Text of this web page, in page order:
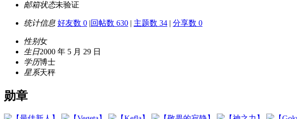
邮箱状态未验证
统计信息 好友数 0 |回帖数 630 | 主题数 34 | 分享数 0
性别女
生日2000 年 5 月 29 日
学历博士
星系天秤
勋章